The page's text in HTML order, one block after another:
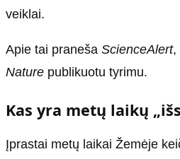
veiklai.
Apie tai praneša ScienceAlert,
Nature publikuotu tyrimu.
Kas yra metų laikų
Įprastai metų laikai Žemėje